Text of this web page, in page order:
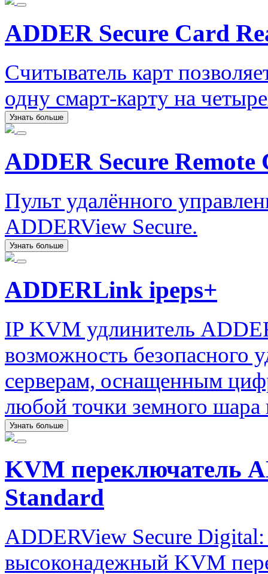
ADDER Secure Card
Считыватель карт
одну смарт-карту на
Узнать больше
ADDER Secure
Пульт удалённого
ADDERView Secure.
Узнать больше
ADDERLink ipeps+
IP KVM удлинитель
возможность безопасного
серверам, оснащенным
любой точки земного шара
Узнать больше
KVM переключатель
Standard
ADDERView Secure Digital:
высоконадежный KVM